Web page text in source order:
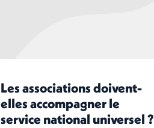
Les associations doivent-
elles accompagner le
service national universel ?